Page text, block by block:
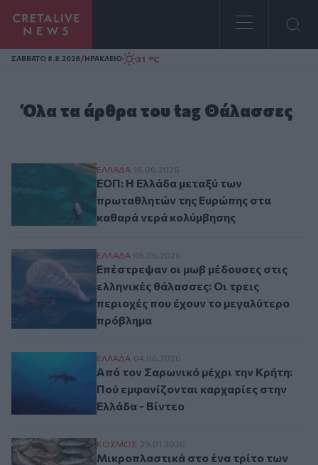
Homepage
ΣAΒΒΑΤΟ 8.8.2026/ΗΡΑΚΛΕΙΟ 31 °C
Όλα τα άρθρα του tag Θάλασσες
ΕΟΠ: Η Ελλάδα μεταξύ των
ΕΛΛAΔΑ 16.06.2026
ΕΟΠ: Η Ελλάδα μεταξύ των
πρωταθλητών της Ευρώπης στα
καθαρά νερά κολύμβησης
Επέστρεψαν οι μωβ μέδουσες στις
ΕΛΛAΔΑ 05.06.2026
Επέστρεψαν οι μωβ μέδουσες στις
ελληνικές θάλασσες: Οι τρεις
περιοχές που έχουν το μεγαλύτερο
πρόβλημα
Από τον Σαρωνικό μέχρι την Κρήτη: Πού
ΕΛΛAΔΑ 04.06.2026
Από τον Σαρωνικό μέχρι την Κρήτη:
Πού εμφανίζονται καρχαρίες στην
Ελλάδα - Βίντεο
Μικροπλαστικά στο ένα τρίτο των
ΚΟΣΜΟΣ 29.01.2026
Μικροπλαστικά στο ένα τρίτο των